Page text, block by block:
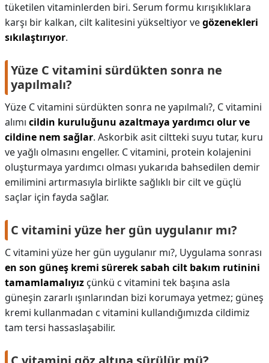
tüketilen vitaminlerden biri. Serum formu kırışıklıklara
karşı bir kalkan, cilt kalitesini yükseltiyor vegözenekleri
sıkılaştırıyor.
Yüze C vitamini sürdükten sonra ne
yapılmalı?
Yüze C vitamini sürdükten sonra ne yapılmalı?, C vitamini
alımı cildin kuruluğunu azaltmaya yardımcı olur ve
cildine nem sağlar. Askorbik asit ciltteki suyu tutar, kuru
ve yağlı olmasını engeller. C vitamini, protein kolajenini
oluşturmaya yardımcı olması yukarıda bahsedilen demir
emilimini artırmasıyla birlikte sağlıklı bir cilt ve güçlü
saçlar için fayda sağlar.
C vitamini yüze her gün uygulanır mı?
C vitamini yüze her gün uygulanır mı?, Uygulama sonrası
en son güneş kremi sürerek sabah cilt bakım rutinini
tamamlamalıyız çünkü c vitamini tek başına asla
güneşin zararlı ışınlarından bizi korumaya yetmez; güneş
kremi kullanmadan c vitamini kullandığımızda cildimiz
tam tersi hassaslaşabilir.